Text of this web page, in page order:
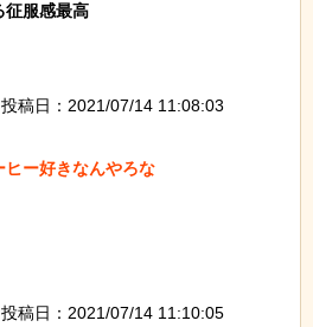
征服感最高
投稿日：2021/07/14 11:08:03
ー好きなんやろな
投稿日：2021/07/14 11:10:05